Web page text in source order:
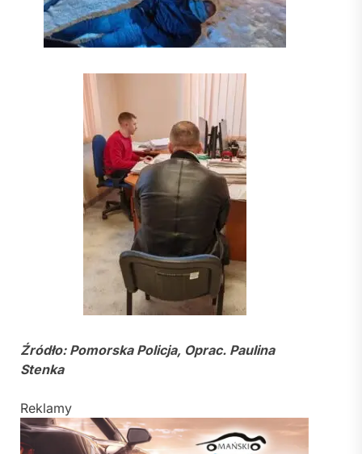
Źródło: Pomorska Policja, Oprac. Paulina
Stenka
Reklamy